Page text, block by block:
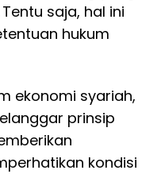
saja, hal ini
hukum
ekonomi syariah,
prinsip
kondisi